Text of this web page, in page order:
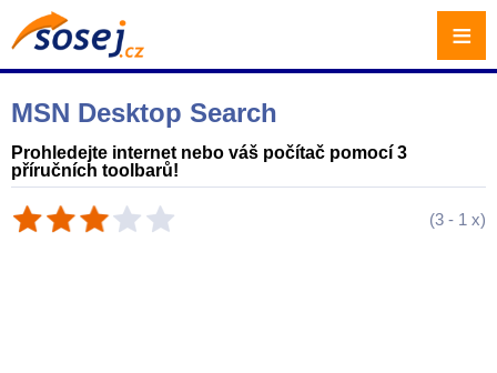
MSN Desktop Search
Prohledejte internet nebo váš počítač pomocí 3
příručních toolbarů!
(3 - 1 x)
≡